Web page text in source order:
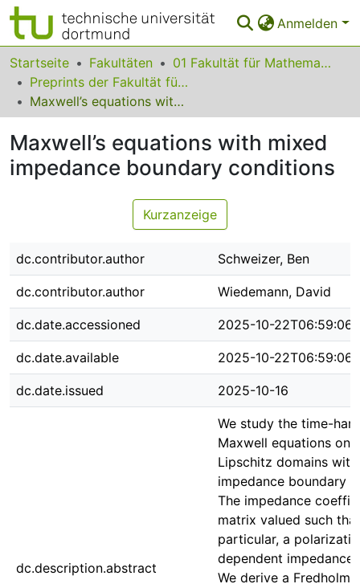
Anmelden
Bereiche & Sammlungen
Das gesamte Repositorium
FAQ
Zurück zur Startseite
Startseite Fakultäten
01 Fakultät für Mathematik
Preprints der Fakultät für Mathematik
Maxwell’s equations with mixed impedance boundary conditions
Maxwell’s equations with mixed
impedance boundary conditions
Kurzanzeige
dc.contributor.author Schweizer, Ben
dc.contributor.author Wiedemann, David
dc.date.accessioned 2025-10-22T06:59:06Z
dc.date.available 2025-10-22T06:59:06Z
dc.date.issued 2025-10-16
dc.description.abstract
We study the time-
Maxwell equations on
Lipschitz domains with
impedance boundary
The impedance
matrix valued such
particular, a
dependent impedance
We derive a Fredholm